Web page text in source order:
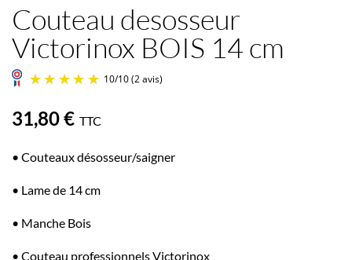
Couteau desosseur
Victorinox BOIS 14 cm
31,80 € TTC
• Couteaux désosseur/saigner
• Lame de 14 cm
• Manche Bois
• Couteau professionnels Victorinox